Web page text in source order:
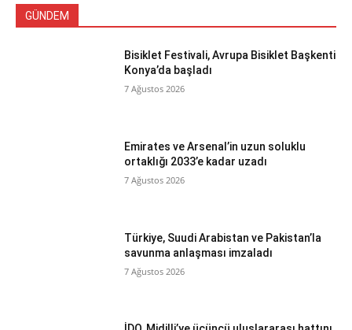
GÜNDEM
Bisiklet Festivali, Avrupa Bisiklet Başkenti
Konya’da başladı
7 Ağustos 2026
Emirates ve Arsenal’in uzun soluklu
ortaklığı 2033’e kadar uzadı
7 Ağustos 2026
Türkiye, Suudi Arabistan ve Pakistan’la
savunma anlaşması imzaladı
7 Ağustos 2026